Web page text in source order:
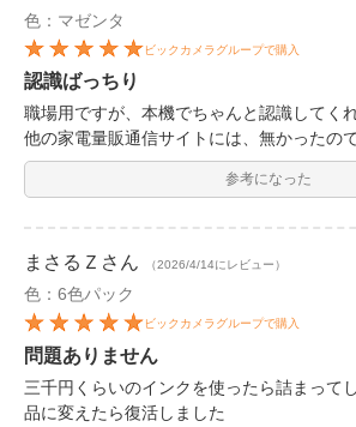
色：マゼンタ
ビックカメラグループで購入
認識ばっちり
職場用ですが、本機でちゃんと認識してく
他の家電量販通信サイトには、無かったの
参考になった
まさるＺ さん （2026/4/14にレビュー）
色：6色パック
ビックカメラグループで購入
問題ありません
三千円くらいのインクを使ったら詰まって
品に変えたら復活しました